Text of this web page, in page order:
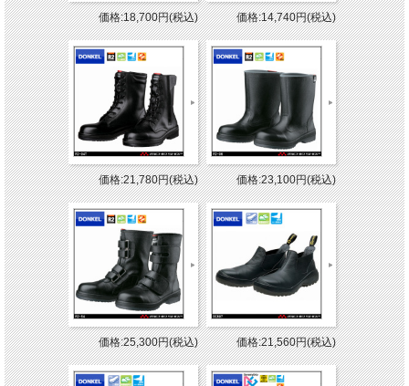
価格:18,700円(税込) 価格:14,740円(税込)
価格:21,780円(税込) 価格:23,100円(税込)
価格:25,300円(税込) 価格:21,560円(税込)